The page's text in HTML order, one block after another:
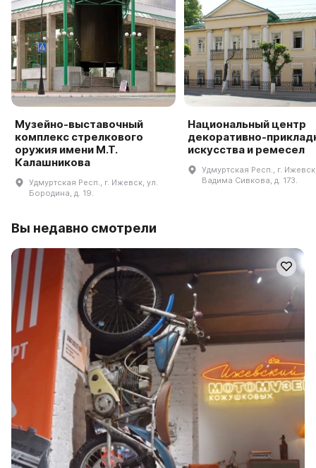
Музейно-выставочный
комплекс стрелкового
оружия имени М.Т.
Калашникова
Удмуртская Респ., г. Ижевск, ул.
Бородина, д. 19.
Национальный центр
декоративно-
искусства и ремесел
Удмуртская Респ., г.
Вадима Сивкова, д. 173.
Вы недавно смотрели